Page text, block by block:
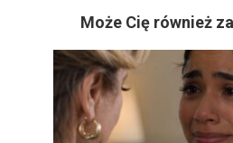
Może Cię również